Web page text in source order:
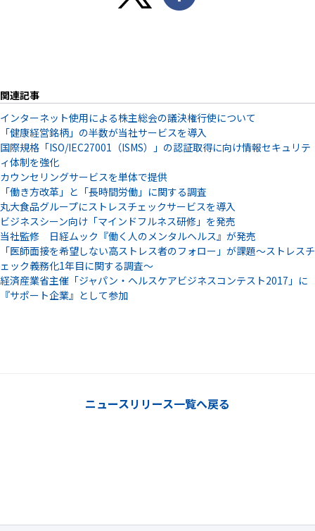
関連記事
インターネット使用による株主総会の議決権行使について
「健康経営銘柄」の半数が当社サービスを導入
国際規格「ISO/IEC27001（ISMS）」の認証取得に向け情報セキュリテ
ィ体制を強化
カウンセリングサービスを単体で提供
「働き方改革」と「長時間労働」に関する調査
丸大食品グループにストレスチェックサービスを導入
ビジネスシーン向け「マインドフルネス研修」を発売
当社監修 日経ムック『働く人のメンタルヘルス』が発売
「医師面接を希望しない高ストレス者のフォロー」が課題～ストレスチ
ェック義務化1年目に関する調査～
経済産業省主催「ジャパン・ヘルスケアビジネスコンテスト2017」に
『サポート企業』として参加
ニュースリリース一覧へ戻る